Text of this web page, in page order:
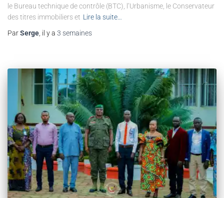
le Bureau technique de contrôle (BTC), l’Urbanisme, le Conservateur
des titres immobiliers et Lire la suite…
ParSerge, il y a 3 semaines